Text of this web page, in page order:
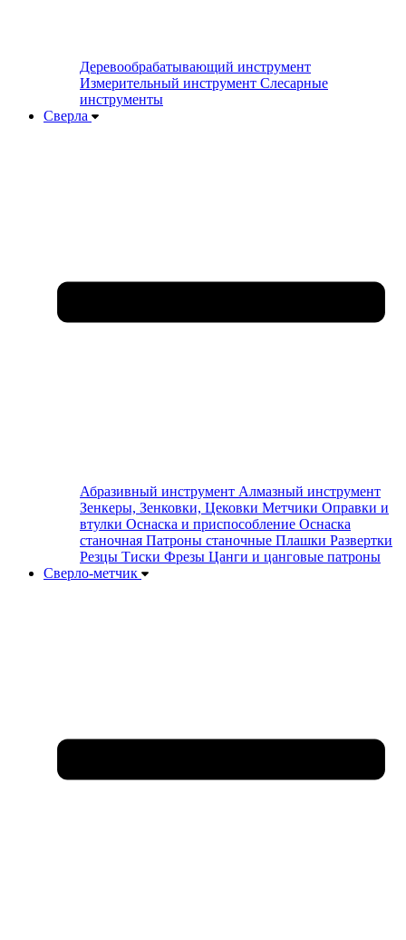
Деревообрабатывающий инструмент
Измерительный инструмент Слесарные
инструменты
Сверла
Абразивный инструмент Алмазный инструмент
Зенкеры, Зенковки, Цековки Метчики Оправки и
втулки Оснаска и приспособление Оснаска
станочная Патроны станочные Плашки Развертки
Резцы Тиски Фрезы Цанги и цанговые патроны
Сверло-метчик